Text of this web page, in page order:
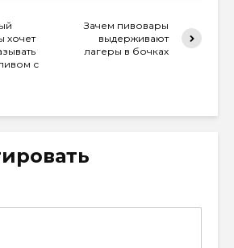
хочет
с
Зачем пивовары
выдерживают
лагеры в бочках